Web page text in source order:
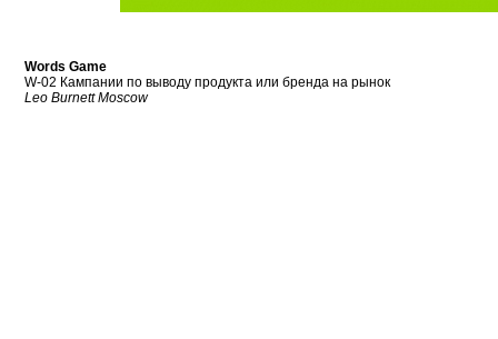
Words Game
W-02 Кампании по выводу продукта или бренда на рынок
Leo Burnett Moscow